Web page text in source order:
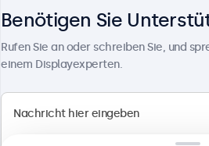
Benötigen Sie
Rufen Sie an oder schreiben Sie, und
einem Displayexperten.